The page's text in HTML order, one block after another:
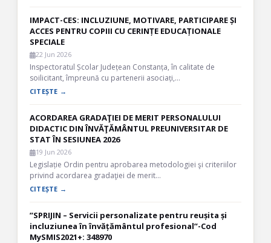
IMPACT-CES: INCLUZIUNE, MOTIVARE, PARTICIPARE ȘI
ACCES PENTRU COPIII CU CERINȚE EDUCAȚIONALE
SPECIALE
22 Jun 2026
Inspectoratul Școlar Județean Constanța, în calitate de
soilicitant, împreună cu partenerii asociați,…
CITEȘTE →
ACORDAREA GRADAŢIEI DE MERIT PERSONALULUI
DIDACTIC DIN ÎNVĂŢĂMÂNTUL PREUNIVERSITAR DE
STAT ÎN SESIUNEA 2026
19 Jun 2026
Legislație Ordin pentru aprobarea metodologiei şi criteriilor
privind acordarea gradaţiei de merit…
CITEȘTE →
”SPRIJIN – Servicii personalizate pentru reușita și
incluziunea în învățământul profesional”-Cod
MySMIS2021+: 348970